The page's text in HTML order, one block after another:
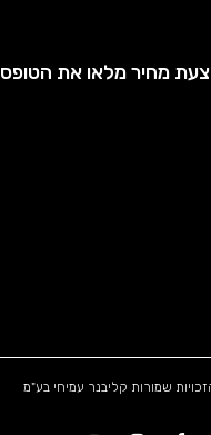
מחיר מלאו את הטופס
שמורות קליבנר עמיחי בע"מ